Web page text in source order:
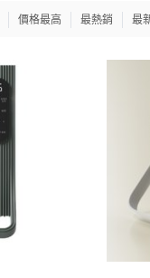
價格最高 最熱銷 最